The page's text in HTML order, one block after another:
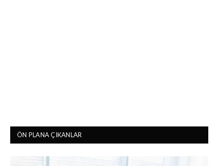
ÖN PLANA ÇIKANLAR